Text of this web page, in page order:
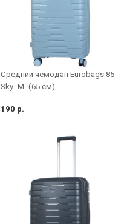
Средний чемодан Eurobags 85
Sky -M- (65 см)
190 р.